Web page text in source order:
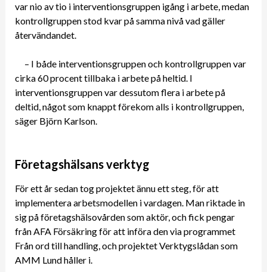
var nio av tio i interventionsgruppen igång i arbete, medan
kontrollgruppen stod kvar på samma nivå vad gäller
återvändandet.
– I både interventionsgruppen och kontrollgruppen var
cirka 60 procent tillbaka i arbete på heltid. I
interventionsgruppen var dessutom flera i arbete på
deltid, något som knappt förekom alls i kontrollgruppen,
säger Björn Karlson.
Företagshälsans verktyg
För ett år sedan tog projektet ännu ett steg, för att
implementera arbetsmodellen i vardagen. Man riktade in
sig på företagshälsovården som aktör, och fick pengar
från AFA Försäkring för att införa den via programmet
Från ord till handling, och projektet Verktygslådan som
AMM Lund håller i.